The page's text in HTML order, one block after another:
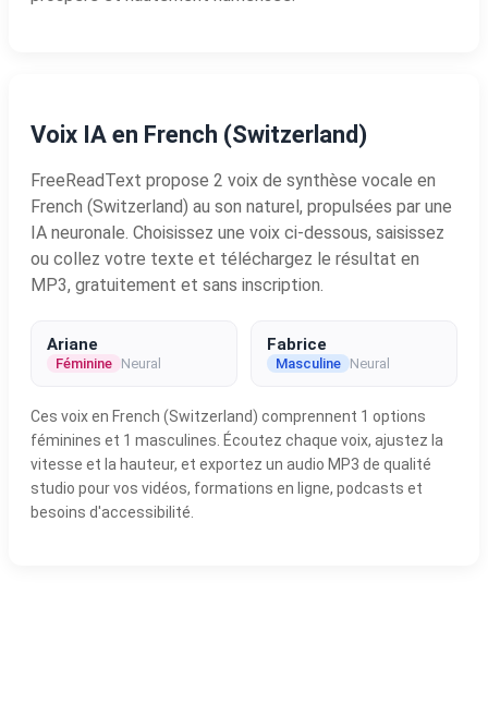
Voix IA en French (Switzerland)
FreeReadText propose 2 voix de synthèse vocale en
French (Switzerland) au son naturel, propulsées par une
IA neuronale. Choisissez une voix ci-dessous, saisissez
ou collez votre texte et téléchargez le résultat en
MP3, gratuitement et sans inscription.
Ariane
Féminine Neural
Fabrice
Masculine Neural
Ces voix en French (Switzerland) comprennent 1 options
féminines et 1 masculines. Écoutez chaque voix, ajustez la
vitesse et la hauteur, et exportez un audio MP3 de qualité
studio pour vos vidéos, formations en ligne, podcasts et
besoins d'accessibilité.